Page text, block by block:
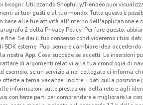
Gli
Utilizzando Shopfully/Tiendeo puoi
ai tuoi gusti e al tuo mondo. Tutto questo è
base alle tue attività all'interno dell'applicazione e
2 della Privacy Policy. Per fare questo,
Se dai il tuo consenso condivideremo i tuoi dati
esterne. Puoi sempre cambiare idea accedendo
nostra App. Cosa succede se accetti: Le inserzioni
di argomenti relativi alla tua cronologia di
esempio, se un servizio a noi collegato ci informa
a tema vacanze. Inoltre, i dati sulla posizione
informazioni sulle prestazioni della rete e agli
con terze parti per comprendere e migliorare la